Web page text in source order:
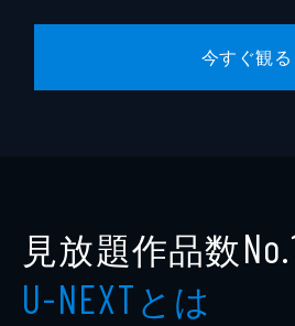
今すぐ観る
見放題作品数
U-NEXTとは